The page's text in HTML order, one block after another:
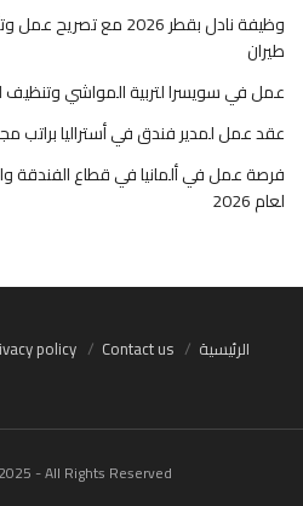
وظيفة نادل بقطر 2026
طيران
عمل في سويسرا لتربية المواشي وتنظيف
عقد عمل لمدير فندق في أستراليا براتب
فرصة عمل في ألمانيا في قطاع الفندقة
لعام 2026
الرئيسية Contact us
policy
- All Rights Reserved